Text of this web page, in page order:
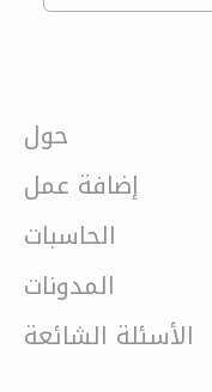
حول
إضافة عمل
الحاسبات
المدونات
الأسئلة الشائعة